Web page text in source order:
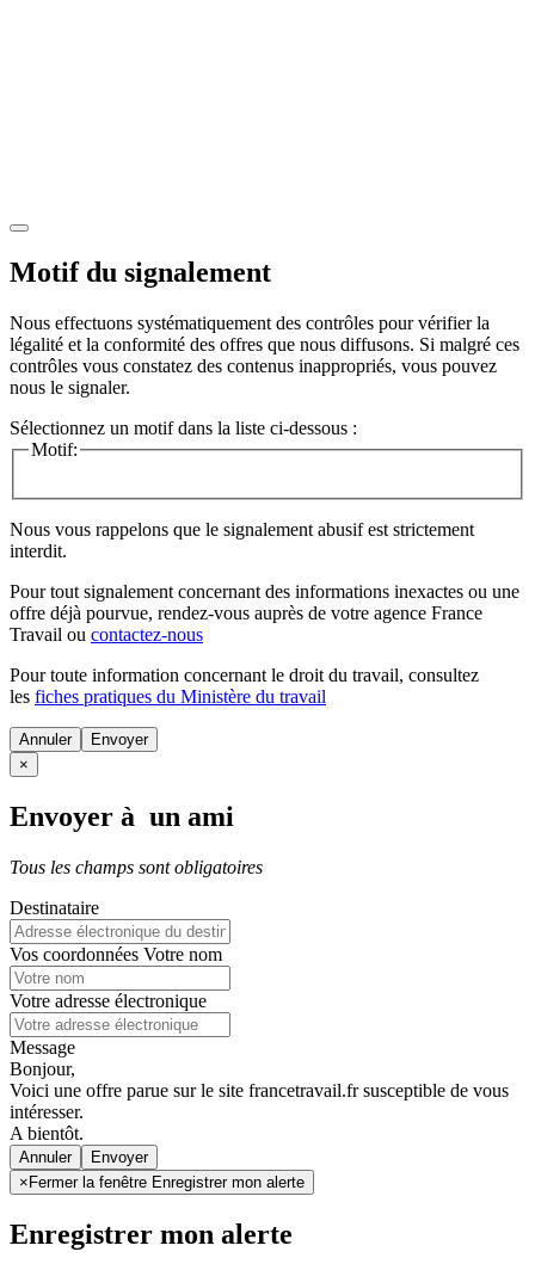
Motif du signalement
Nous effectuons systématiquement des contrôles pour vérifier la
légalité et la conformité des offres que nous diffusons. Si malgré ces
contrôles vous constatez des contenus inappropriés, vous pouvez
nous le signaler.
Sélectionnez un motif dans la liste ci-dessous :
Motif:
Nous vous rappelons que le signalement abusif est strictement
interdit.
Pour tout signalement concernant des informations inexactes ou une
offre déjà pourvue, rendez-vous auprès de votre agence France
Travail ou contactez-nous
Pour toute information concernant le droit du travail, consultez
les fiches pratiques du Ministère du travail
Annuler
×
Envoyer à un ami
Tous les champs sont obligatoires
Destinataire
Vos coordonnées Votre nom
Votre adresse électronique
Message
Bonjour,
Voici une offre parue sur le site francetravail.fr susceptible de vous
intéresser.
A bientôt.
Annuler
× Fermer la fenêtre Enregistrer mon alerte
Enregistrer mon alerte